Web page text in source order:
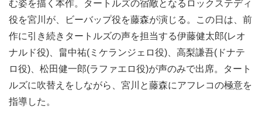
と怒られた。
カメ忍者4兄弟が、世界を救うために新たな敵に戦いを挑
む姿を描く本作。タートルズの宿敵となるロックステディ
役を宮川が、ビーバップ役を藤森が演じる。この日は、前
作に引き続きタートルズの声を担当する伊藤健太郎(レオ
ナルド役)、畠中祐(ミケランジェロ役)、高梨謙吾(ドナテ